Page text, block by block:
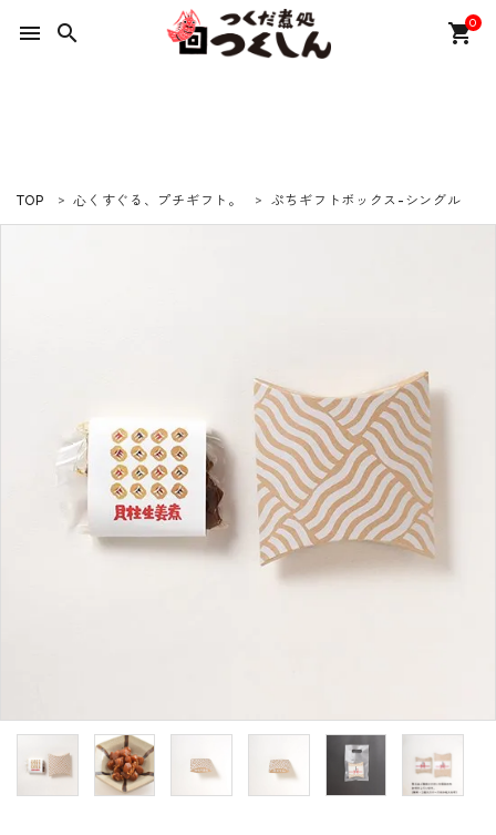
menu search 0
shopping_cart
プライバシーポリシー
特定商取引法について
TOP 心くすぐる、プチギフト。 ぷちギフトボックス-シングル